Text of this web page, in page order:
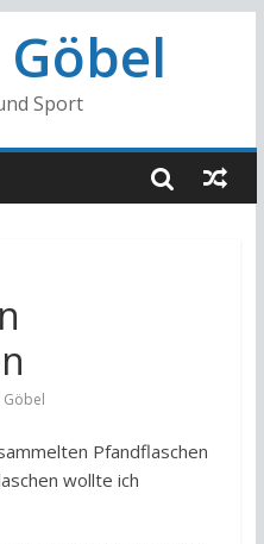
Sport
Göbel
Pfandflaschen
wollte ich